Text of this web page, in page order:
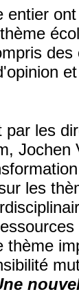
entier
par les
Jochen
les
thème